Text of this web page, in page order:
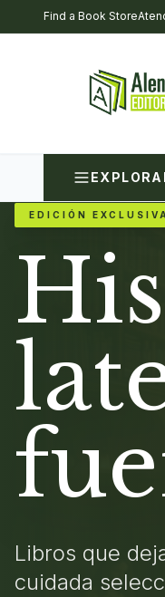
Find a Book Store
EDICIÓN EXCLUSIVA
Libros que
cuidada